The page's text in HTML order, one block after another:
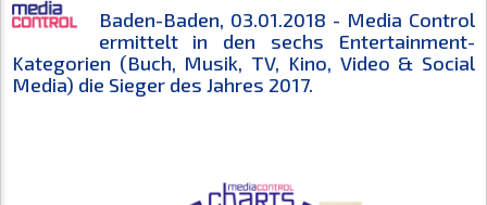
Baden-Baden, 03.01.2018 - Media Control
ermittelt in den sechs Entertainment-
Kategorien (Buch, Musik, TV, Kino, Video & Social
Media) die Sieger des Jahres 2017.